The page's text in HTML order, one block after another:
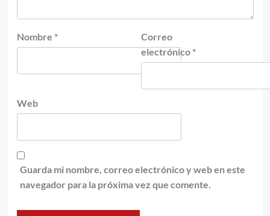
Nombre *
Correo
electrónico *
Web
Guarda mi nombre, correo electrónico y web en este
navegador para la próxima vez que comente.